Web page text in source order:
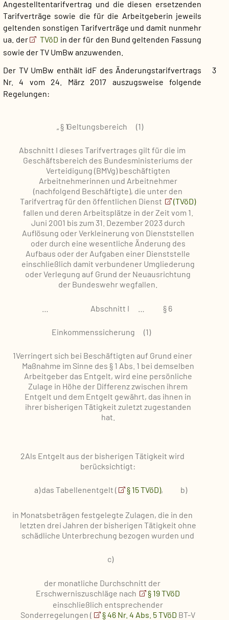
Angestelltentarifvertrag und die diesen ersetzenden
Tarifverträge sowie die für die Arbeitgeberin jeweils
geltenden sonstigen Tarifverträge und damit nunmehr
ua. der
TVöD in der für den Bund geltenden Fassung
sowie der TV UmBw anzuwenden.
3
Der TV UmBw enthält idF des Änderungstarifvertrags
Nr. 4 vom 24. März 2017 auszugsweise folgende
Regelungen:
„§ 1Geltungsbereich (1)
Abschnitt I dieses Tarifvertrages gilt für die im
Geschäftsbereich des Bundesministeriums der
Verteidigung (BMVg) beschäftigten
Arbeitnehmerinnen und Arbeitnehmer
(nachfolgend Beschäftigte), die unter den
Tarifvertrag für den öffentlichen Dienst
(TVöD)
fallen und deren Arbeitsplätze in der Zeit vom 1.
Juni 2001 bis zum 31. Dezember 2023 durch
Auflösung oder Verkleinerung von Dienststellen
oder durch eine wesentliche Änderung des
Aufbaus oder der Aufgaben einer Dienststelle
einschließlich damit verbundener Umgliederung
oder Verlegung auf Grund der Neuausrichtung
der Bundeswehr wegfallen.
Abschnitt I § 6
Einkommenssicherung (1)
1Verringert sich bei Beschäftigten auf Grund einer
Maßnahme im Sinne des § 1 Abs. 1 bei demselben
Arbeitgeber das Entgelt, wird eine persönliche
Zulage in Höhe der Differenz zwischen ihrem
Entgelt und dem Entgelt gewährt, das ihnen in
ihrer bisherigen Tätigkeit zuletzt zugestanden
hat.
2Als Entgelt aus der bisherigen Tätigkeit wird
berücksichtigt:
a)das Tabellenentgelt ( § 15 TVöD), b)
in Monatsbeträgen festgelegte Zulagen, die in den
letzten drei Jahren der bisherigen Tätigkeit ohne
schädliche Unterbrechung bezogen wurden und
c)
der monatliche Durchschnitt der
Erschwerniszuschläge nach
§ 19 TVöD
einschließlich entsprechender
Sonderregelungen (
§ 46 Nr. 4 Abs. 5 TVöD BT-V